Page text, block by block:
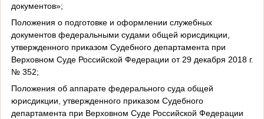
документов»;
Положения о подготовке и оформлении служебных
документов федеральными судами общей юрисдикции,
утвержденного приказом Судебного департамента при
Верховном Суде Российской Федерации от 29 декабря 2018 г.
№ 352;
Положения об аппарате федерального суда общей
юрисдикции, утвержденного приказом Судебного
департамента при Верховном Суде Российской Федерации